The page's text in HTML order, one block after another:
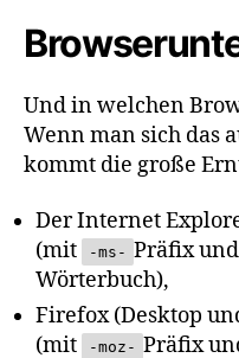
Und in welchen
Wenn man sich das
kommt die große
Der Internet
(mit
-ms- Präfix
Wörterbuch),
Firefox (Desktop
(mit
-moz- Präfix